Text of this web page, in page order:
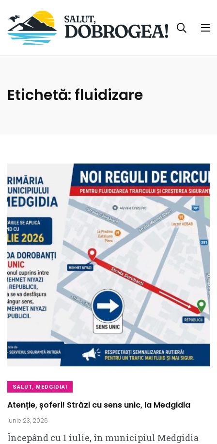
Etichetă: fluidizare
SALUT, MEDGIDIA!
Atenție, șoferi! Străzi cu sens unic, la Medgidia
iunie 23, 2026
Începând cu 1 iulie, în municipiul Medgidia